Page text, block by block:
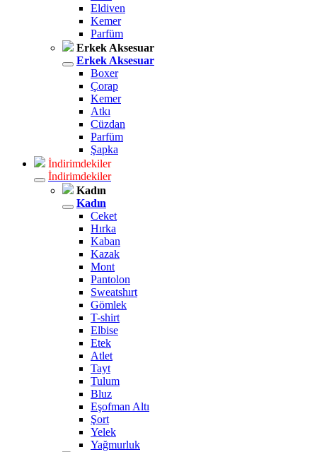
Eldiven
Kemer
Parfüm
Erkek Aksesuar
Erkek Aksesuar
Boxer
Çorap
Kemer
Atkı
Cüzdan
Parfüm
Şapka
İndirimdekiler
İndirimdekiler
Kadın
Kadın
Ceket
Hırka
Kaban
Kazak
Mont
Pantolon
Sweatshırt
Gömlek
T-shirt
Elbise
Etek
Atlet
Tayt
Tulum
Bluz
Eşofman Altı
Şort
Yelek
Yağmurluk